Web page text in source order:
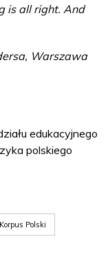
is all right. And
Warszawa
edukacyjnego
polskiego
Polski